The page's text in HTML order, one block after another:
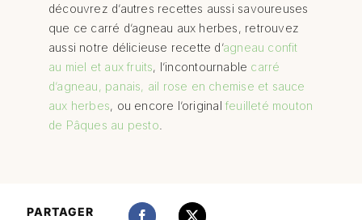
découvrez d’autres recettes aussi savoureuses
que ce carré d’agneau aux herbes, retrouvez
aussi notre délicieuse recette d’agneau confit
au miel et aux fruits, l’incontournable carré
d’agneau, panais, ail rose en chemise et sauce
aux herbes, ou encore l’originalfeuilleté mouton
de Pâques au pesto
PARTAGER